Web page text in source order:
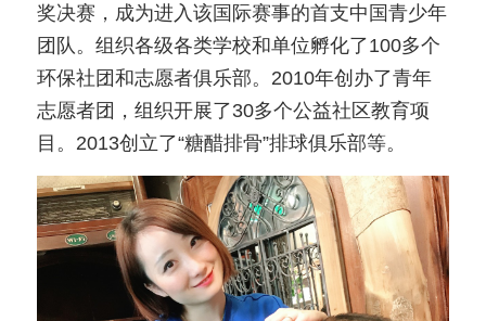
奖决赛，成为进入该国际赛事的首支中国青少年
团队。组织各级各类学校和单位孵化了100多个
环保社团和志愿者俱乐部。2010年创办了青年
志愿者团，组织开展了30多个公益社区教育项
目。2013创立了“糖醋排骨”排球俱乐部等。